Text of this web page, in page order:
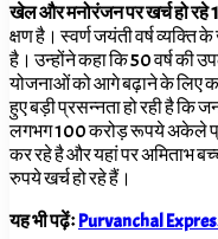
खेल और मनोरंजन पर खर्च हो रहे
क्षण है। स्वर्ण जयंती वर्ष व्यक्ति
है। उन्होंने कहा कि 50वर्ष की
योजनाओं को आगे बढ़ाने के लिए
हुए बड़ी प्रसन्नता हो रही है कि
लगभग100करोड़ रूपये अकेले
कर रहे है और यहां पर अमिताभ
रुपये खर्च हो रहे हैं।
यह भी पढ़ेंःPurvanchal